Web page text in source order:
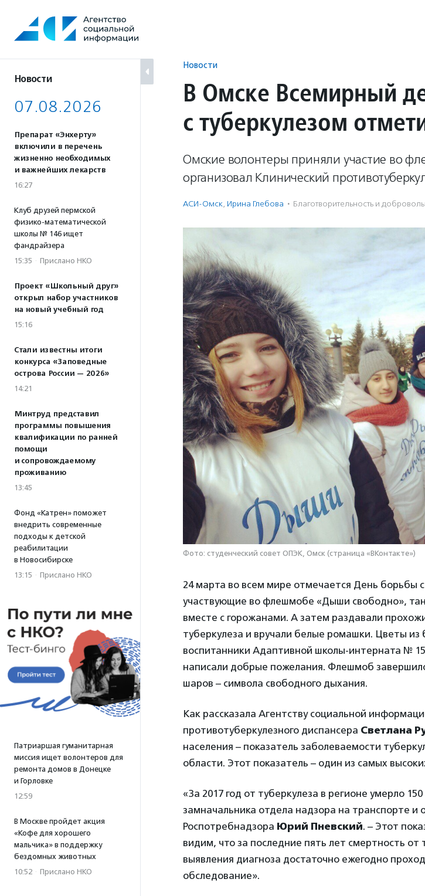
содержанию
Новости
07.08.2026
Препарат «Энхерту»
включили в перечень
жизненно необходимых
и важнейших лекарств
16:27
Клуб друзей пермской
физико-математической
школы № 146 ищет
фандрайзера
15:35 · Прислано НКО
Проект «Школьный друг»
открыл набор участников
на новый учебный год
15:16
Стали известны итоги
конкурса «Заповедные
острова России — 2026»
14:21
Минтруд представил
программы повышения
квалификации по ранней
помощи
и сопровождаемому
проживанию
13:45
Фонд «Катрен» поможет
внедрить современные
подходы к детской
реабилитации
в Новосибирске
13:15 · Прислано НКО
Патриаршая гуманитарная
миссия ищет волонтеров для
ремонта домов в Донецке
и Горловке
12:59
В Москве пройдет акция
«Кофе для хорошего
мальчика» в поддержку
бездомных животных
10:52 · Прислано НКО
Новости
В Омске Всемирный
с туберкулезом
Омские волонтеры приняли участие во
организовал Клинический
АСИ-Омск, Ирина Глебова · Благотвори­тель­ность и
Фото: студенческий совет ОПЭК, Омск (страница «ВКонтакте»)
24 марта во всем мире отмечается День борьбы
участвующие во флешмобе «Дыши свободно»,
вместе с горожанами. А затем раздавали
туберкулеза и вручали белые ромашки. Цветы из
воспитанники Адаптивной школы-интерната №
написали добрые пожелания. Флешмоб
шаров – символа свободного дыхания.
Как рассказала Агентству социальной
противотуберкулезного диспансера Светлана
населения – показатель заболеваемости
области. Этот показатель – один из самых
«За 2017 год от туберкулеза в регионе умерло
замначальника отдела надзора на транспорте и
Роспотребнадзора Юрий Пневский. – Этот
видим, что за последние пять лет смертность от
выявления диагноза достаточно ежегодно
обследование».